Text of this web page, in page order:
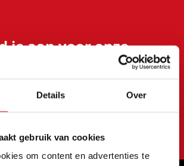
Details Over
gebruik van cookies
om content en advertenties te
je aan voor onze
van onze laatste acties en
aanbiedingen